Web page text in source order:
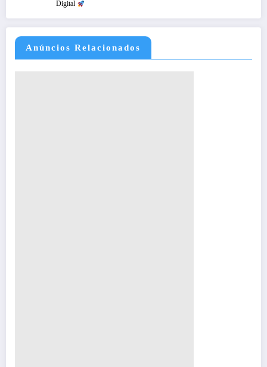
Digital
Anúncios Relacionados